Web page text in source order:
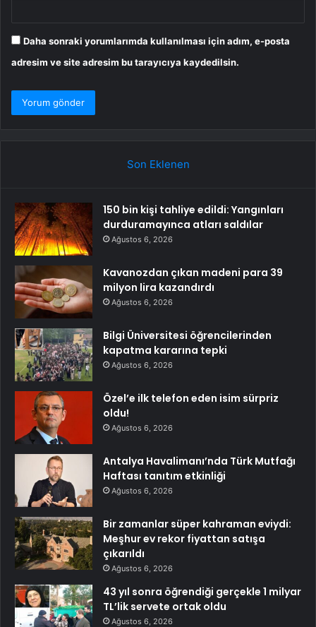
Daha sonraki yorumlarımda kullanılması için adım, e-posta
adresim ve site adresim bu tarayıcıya kaydedilsin.
Son Eklenen
150 bin kişi tahliye edildi: Yangınları
durduramayınca atları saldılar
Ağustos 6, 2026
Kavanozdan çıkan madeni para 39
milyon lira kazandırdı
Ağustos 6, 2026
Bilgi Üniversitesi öğrencilerinden
kapatma kararına tepki
Ağustos 6, 2026
Özel’e ilk telefon eden isim sürpriz
oldu!
Ağustos 6, 2026
Antalya Havalimanı’nda Türk Mutfağı
Haftası tanıtım etkinliği
Ağustos 6, 2026
Bir zamanlar süper kahraman eviydi:
Meşhur ev rekor fiyattan satışa
çıkarıldı
Ağustos 6, 2026
43 yıl sonra öğrendiği gerçekle 1 milyar
TL’lik servete ortak oldu
Ağustos 6, 2026